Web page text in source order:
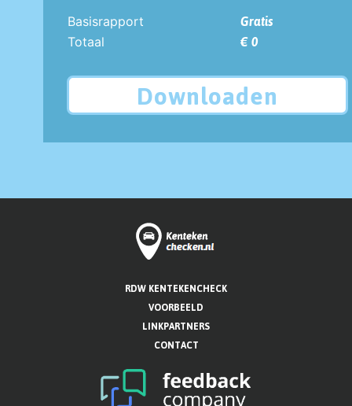
Basisrapport
Gratis
Totaal
€ 0
Downloaden
RDW KENTEKENCHECK
VOORBEELD
LINKPARTNERS
CONTACT